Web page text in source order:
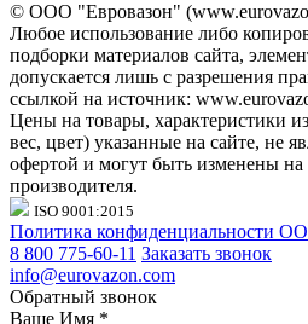
© ООО "Евровазон"
Любое использование либо
подборки материалов сайта,
допускается лишь с разрешения
ссылкой на источник:
Цены на товары, характеристики
вес, цвет) указанные на сайте, не
офертой и могут быть изменены на
производителя.
ISO 9001:2015
Политика конфиденциальности
8 800 775-60-11 Заказать звонок
info@eurovazon.com
Обратный звонок
Ваше Имя *